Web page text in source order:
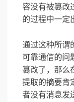
容没有被篡改
的过程中一定
通过这种所谓
可靠通信的问
篡改了，那么
提取的摘要肯
者没有消息发